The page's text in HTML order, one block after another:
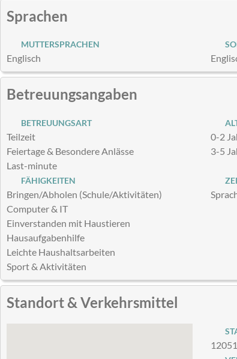
Sprachen
MUTTERSPRACHEN
Englisch
Betreuungsangaben
BETREUUNGSART
Teilzeit
Feiertage & Besondere Anlässe
Last-minute
0-2
3-5
FÄHIGKEITEN
Bringen/Abholen (Schule/Aktivitäten)
Computer & IT
Einverstanden mit Haustieren
Hausaufgabenhilfe
Leichte Haushaltsarbeiten
Sport & Aktivitäten
Standort & Verkehrsmittel